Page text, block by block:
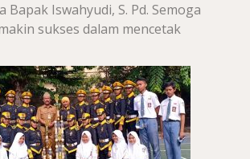
Bapak Iswahyudi, S. Pd. Semoga
sukses dalam mencetak